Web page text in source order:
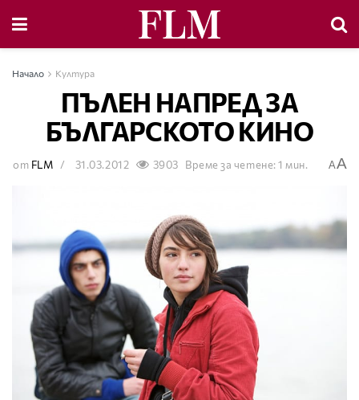
Начало Култура
ПЪЛЕН НАПРЕД ЗА
БЪЛГАРСКОТО КИНО
от FLM 31.03.2012 3903 Време за четене: 1 мин. AA